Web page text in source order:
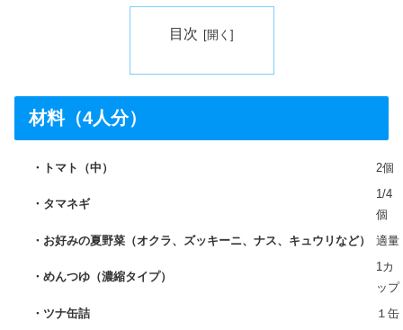
目次
材料（4人分）
トマト（中） 2個
タマネギ
1/4
個
お好みの夏野菜（オクラ、ズッキーニ、ナス、キュウリなど）
適量
めんつゆ（濃縮タイプ）
1カ
ップ
ツナ缶詰
１缶